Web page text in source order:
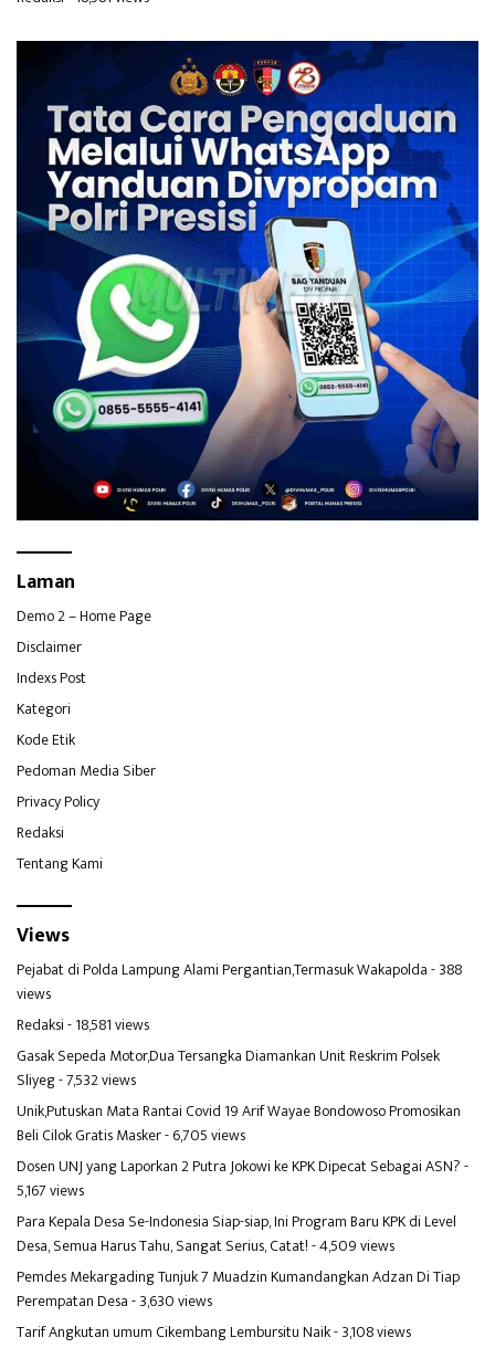
Laman
Demo 2 – Home Page
Disclaimer
Indexs Post
Kategori
Kode Etik
Pedoman Media Siber
Privacy Policy
Redaksi
Tentang Kami
Views
Pejabat di Polda Lampung Alami Pergantian,Termasuk Wakapolda- 388
views
Redaksi- 18,581 views
Gasak Sepeda Motor,Dua Tersangka Diamankan Unit Reskrim Polsek
Sliyeg- 7,532 views
Unik,Putuskan Mata Rantai Covid 19 Arif Wayae Bondowoso Promosikan
Beli Cilok Gratis Masker- 6,705 views
Dosen UNJ yang Laporkan 2 Putra Jokowi ke KPK Dipecat Sebagai ASN?-
5,167 views
Para Kepala Desa Se-Indonesia Siap-siap, Ini Program Baru KPK di Level
Desa, Semua Harus Tahu, Sangat Serius, Catat!- 4,509 views
Pemdes Mekargading Tunjuk 7 Muadzin Kumandangkan Adzan Di Tiap
Perempatan Desa- 3,630 views
Tarif Angkutan umum Cikembang Lembursitu Naik- 3,108 views